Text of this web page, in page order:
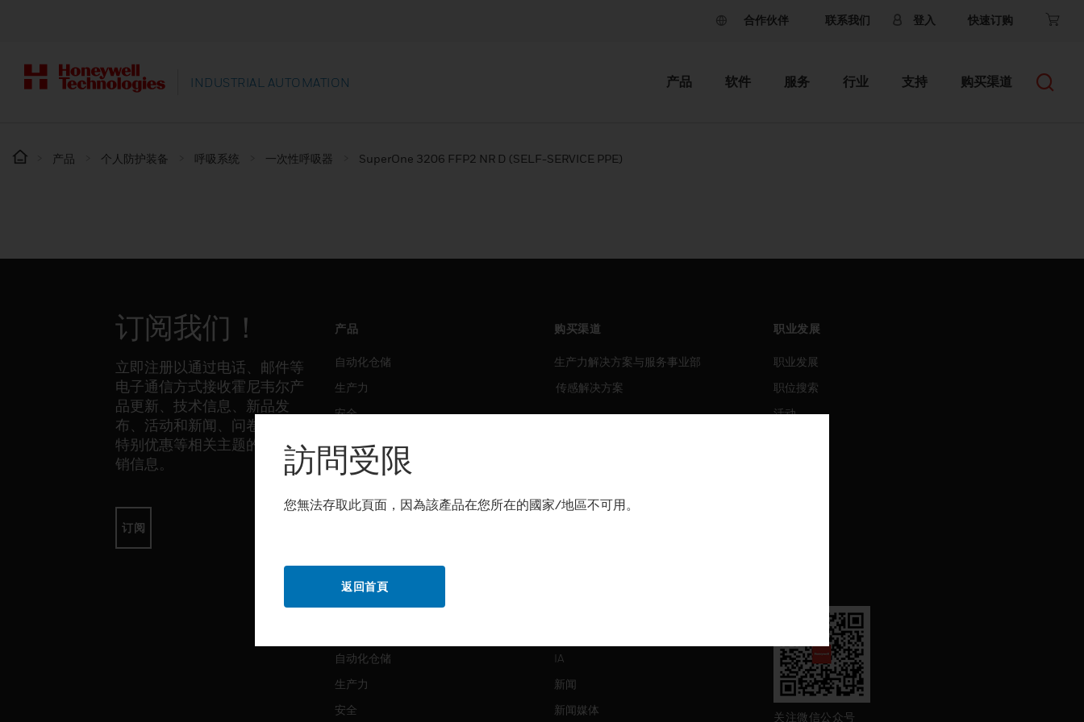
合作伙伴 联系我们 登入 快速订购
INDUSTRIAL AUTOMATION 产品 软件 服务 行业 支持 购买渠道
产品 个人防护装备 呼吸系统 一次性呼吸器 SuperOne 3206 FFP2 NR D (SELF-SERVICE PPE)
订阅我们！
立即注册以通过电话、邮件等
电子通信方式接收霍尼韦尔产
品更新、技术信息、新品发
布、活动和新闻、问卷调查、
特别优惠等相关主题的独家营
销信息。
订阅
产品
自动化仓储
生产力
安全
自动化仓储
生产力
安全
购买渠道
生产力解决方案与服务事业部
传感解决方案
生产力
IA
新闻
新闻媒体
职业发展
职业发展
职位搜索
活动
关注微信公众号
訪問受限
您無法存取此頁面，因為該產品在您所在的國家/地區不可用。
返回首頁